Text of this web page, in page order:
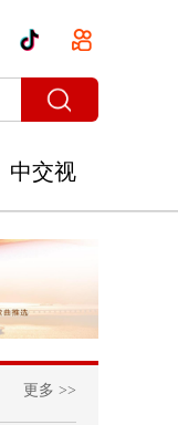
中交视
讯
更多 >>